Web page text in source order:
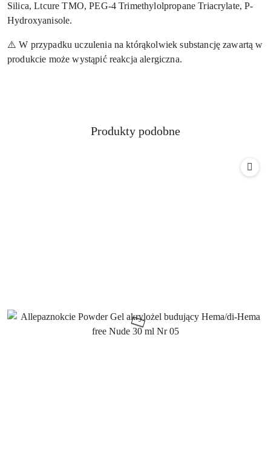
Silica, Ltcure TMO, PEG-4 Trimethylolpropane Triacrylate, P-
Hydroxyanisole.
⚠️ W przypadku uczulenia na którąkolwiek substancję zawartą w
produkcie może wystąpić reakcja alergiczna.
Pomiń karuzelę produktów
Produkty
Produkty podobne